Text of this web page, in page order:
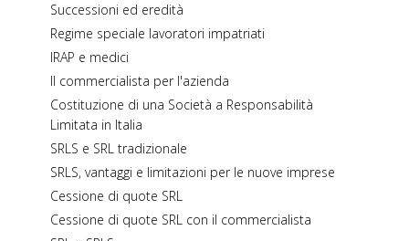
Successioni ed eredità
Regime speciale lavoratori impatriati
IRAP e medici
Il commercialista per l'azienda
Costituzione di una Società a Responsabilità
Limitata in Italia
SRLS e SRL tradizionale
SRLS, vantaggi e limitazioni per le nuove imprese
Cessione di quote SRL
Cessione di quote SRL con il commercialista